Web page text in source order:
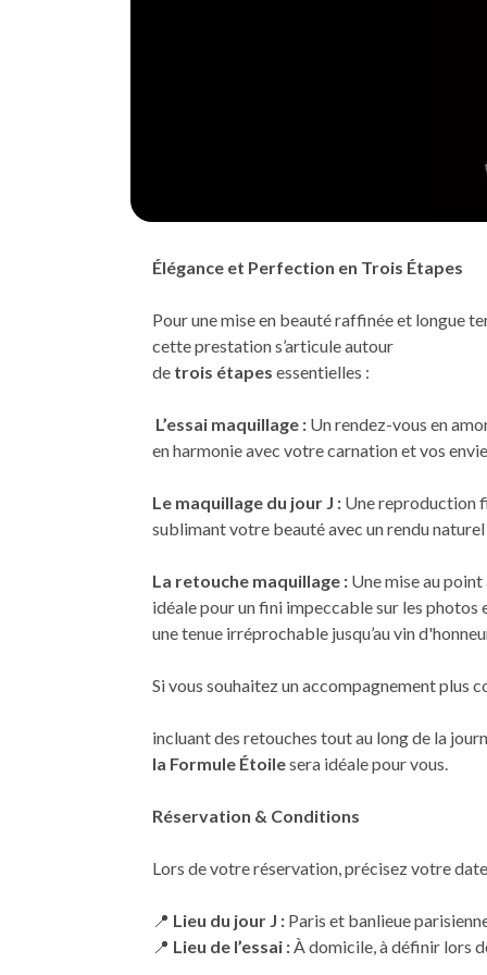
Élégance et Perfection en Trois Étapes
Pour une mise en beauté raffinée et longue
cette prestation s’articule autour
de trois étapes essentielles :
L’essai maquillage : Un rendez-vous en
en harmonie avec votre carnation et vos
Le maquillage du jour J : Une reproduction
sublimant votre beauté avec un rendu
La retouche maquillage : Une mise au
idéale pour un fini impeccable sur les photos
une tenue irréprochable jusqu’au vin
Si vous souhaitez un accompagnement plus
incluant des retouches tout au long de la
la Formule Étoilesera idéale pour vous.
Réservation & Conditions
Lors de votre réservation, précisez votre
📍 Lieu du jour J : Paris et banlieue
📍 Lieu de l’essai : À domicile, à définir lors